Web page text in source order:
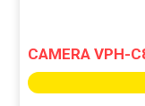
CAMERA VPH-